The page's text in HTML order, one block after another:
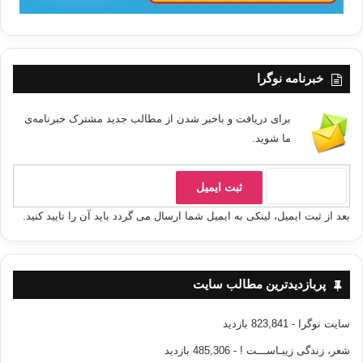
تتعدد وتتنوع، فمنها ما يكون من قبيل الإعداد المستمر للأفراد والمجتمعات قبل
المواجهة المباشرة مع الأعداء في الميدان، ومنها ما تتطلبه المواجهة المباشرة
الميدان، ولا يخفى أن النوع الأول هو الأهم؛ حيث يحتاج توفيره إلى جهد شاقّ،
وعمل
دؤوب، ووقت طويل، وعلى أساسه أيضًا يمكن أن نتوقع الحال عند المواجهة
فمن وسائل الإعداد المستمر:
– أن نربي الأفراد
تربيةً إيمانيةً
خبرنامه نوگرا
برای دریافت و باخبر شدن از مطالب جدید مشترک خبرنامه‌ی
ما شوید.
بعد از ثبت ایمیل، لینکی به ایمیل شما ارسال می گردد باید آن را تایید کنید.
پربازدیدترین مطالب سایت
سایت نوگرا - 823,841 بازدید
شعر، زندگی زیبـاســـت ! - 485,306 بازدید